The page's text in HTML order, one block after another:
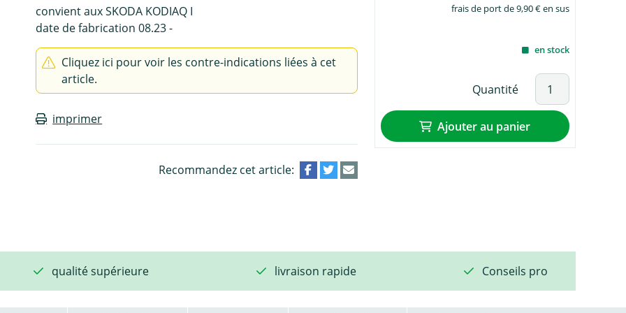
convient aux SKODA KODIAQ I
date de fabrication 08.23 -
Cliquez ici pour voir les contre-indications liées à cet
article.
imprimer
Recommandez cet article:
frais de port de 9,90 € en sus
en stock
Quantité
Ajouter au panier
qualité supérieure livraison rapide Conseils pro